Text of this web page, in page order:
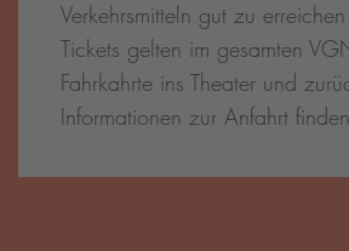
Verkehrsmitteln gut zu
Tickets gelten im gesamten
Fahrkahrte ins Theater und
Informationen zur Anfahrt